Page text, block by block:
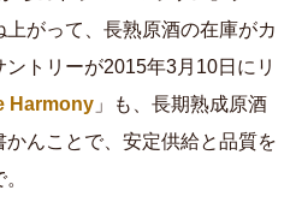
がって、長熟原酒の在庫がカ
トリーが2015年3月10日にリ
Harmony 」も、長期熟成原酒
んことで、安定供給と品質を